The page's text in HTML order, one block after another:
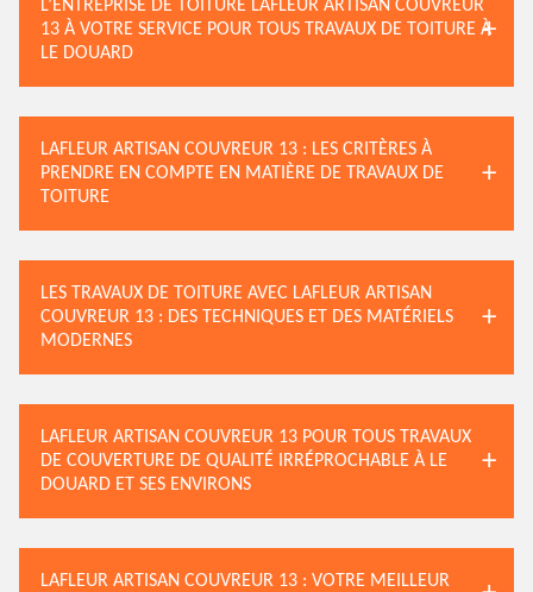
L’ENTREPRISE DE TOITURE LAFLEUR ARTISAN COUVREUR
13 À VOTRE SERVICE POUR TOUS TRAVAUX DE TOITURE À
LE DOUARD
LAFLEUR ARTISAN COUVREUR 13 : LES CRITÈRES À
PRENDRE EN COMPTE EN MATIÈRE DE TRAVAUX DE
TOITURE
LES TRAVAUX DE TOITURE AVEC LAFLEUR ARTISAN
COUVREUR 13 : DES TECHNIQUES ET DES MATÉRIELS
MODERNES
LAFLEUR ARTISAN COUVREUR 13 POUR TOUS TRAVAUX
DE COUVERTURE DE QUALITÉ IRRÉPROCHABLE À LE
DOUARD ET SES ENVIRONS
LAFLEUR ARTISAN COUVREUR 13 : VOTRE MEILLEUR